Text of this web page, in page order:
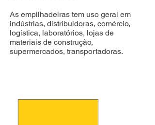
As empilhadeiras tem uso geral em
indústrias, distribuidoras, comércio,
logística, laboratórios, lojas de
materiais de construção,
supermercados, transportadoras.